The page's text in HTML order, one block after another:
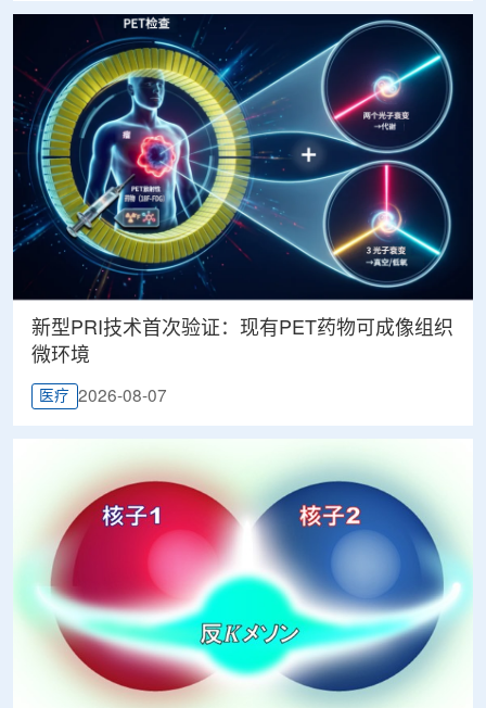
新型PRI技术首次验证：现有PET药物可成像组织
微环境
医疗 2026-08-07